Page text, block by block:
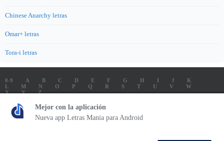
Chinese Anarchy letras
Omar+ letras
Tora-i letras
0-9 A B C D E F G H I J
K
L
M N O P Q R S T U V
W
X
Y
Z
LETRAS
SOUNDTRACK LETRAS
TOP 100 LETRAS
ENVIA LETRAS
Letrasmania.com - Copyright © 2026 - All Rights Reserved
Mejor con la aplicación
Nueva app Letras Mania para Android